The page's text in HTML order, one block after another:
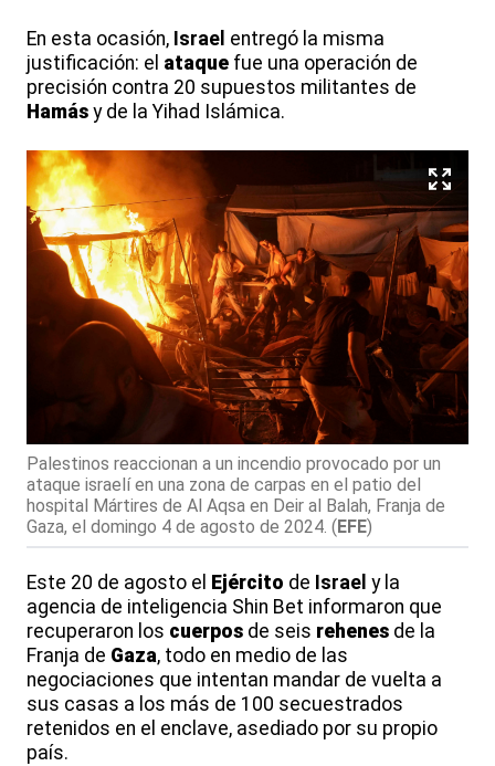
En esta ocasión, Israel entregó la misma
justificación: el ataque fue una operación de
precisión contra 20 supuestos militantes de
Hamás y de la Yihad Islámica.
Palestinos reaccionan a un incendio provocado por un
ataque israelí en una zona de carpas en el patio del
hospital Mártires de Al Aqsa en Deir al Balah, Franja de
Gaza, el domingo 4 de agosto de 2024. (EFE)
Este 20 de agosto el Ejército de Israel y la
agencia de inteligencia Shin Bet informaron que
recuperaron los cuerpos de seis rehenes de la
Franja de Gaza, todo en medio de las
negociaciones que intentan mandar de vuelta a
sus casas a los más de 100 secuestrados
retenidos en el enclave, asediado por su propio
país.